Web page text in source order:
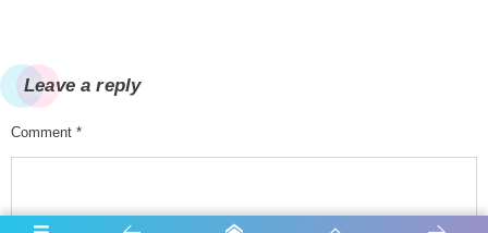
Leave a reply
Comment *